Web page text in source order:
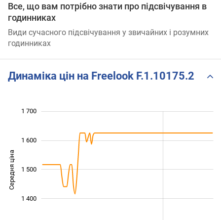
Все, що вам потрібно знати про підсвічування в
годинниках
Види сучасного підсвічування у звичайних і розумних
годинниках
Динаміка цін на Freelook F.1.10175.2
Середня ціна 1 300
1 400
1 500
1 600
1 700